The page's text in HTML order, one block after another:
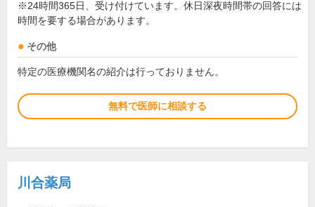
※24時間365日、受け付けています。休日深夜時間帯の回答には
時間を要する場合があります。
その他
特定の医療機関名の紹介は行っておりません。
無料で医師に相談する
川合薬局